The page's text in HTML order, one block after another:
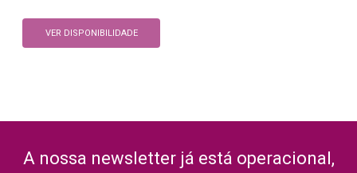
VER DISPONIBILIDADE
A nossa newsletter já está operacional,